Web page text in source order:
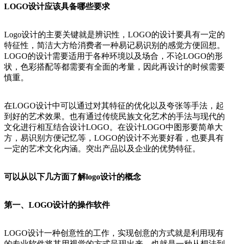
LOGO设计应该具备哪些要求
Logo设计的主要关键就是辨识性，LOGO的设计要具有一定的
特征性，简洁大方给消费者一种易记易识别的感觉方便回想。
LOGO的设计需要适用于各种环境以及场合，不论LOGO的形
状，色彩搭配等都需要有全面的考量，因此再设计的时候需要
慎重。
在LOGO设计中可以通过对其特征的优化以及夸张等手法，起
到好的艺术效果。也有通过传统民族文化艺术的手法与现代的
文化进行相互结合设计LOGO。在设计LOGO中图形要简单大
方，易识别方便记忆等，LOGO的设计不光要好看，也要具有
一定的艺术文化内涵。突出产品以及企业的优势特征。
可以从以下几方面了解logo设计的概念
第一、LOGO设计的操作软件
LOGO设计一种创意性的工作，实现创意的方式就是利用现有